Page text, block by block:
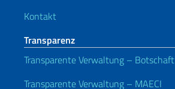
Kontakt
Transparenz
Transparente Verwaltung – Botschaft
Transparente Verwaltung – MAECI